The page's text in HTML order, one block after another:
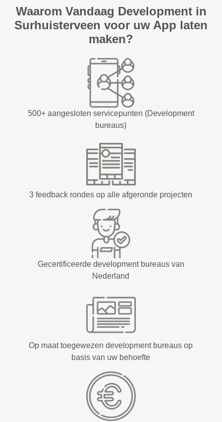
Waarom Vandaag Development in
Surhuisterveen voor uw App laten
maken?
500+ aangesloten servicepunten (Development
bureaus)
3 feedback rondes op alle afgeronde projecten
Gecertificeerde development bureaus van
Nederland
Op maat toegewezen development bureaus op
basis van uw behoefte